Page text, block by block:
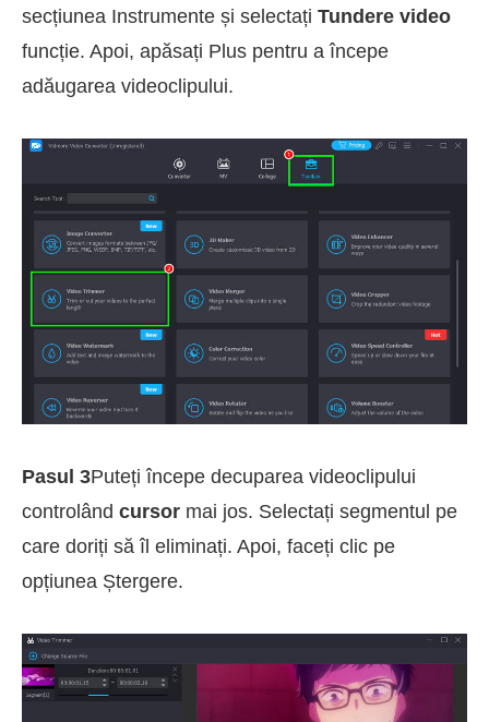
secțiunea Instrumente și selectați Tundere video
funcție. Apoi, apăsați Plus pentru a începe
adăugarea videoclipului.
Pasul 3Puteți începe decuparea videoclipului
controlând cursor mai jos. Selectați segmentul pe
care doriți să îl eliminați. Apoi, faceți clic pe
opțiunea Ștergere.